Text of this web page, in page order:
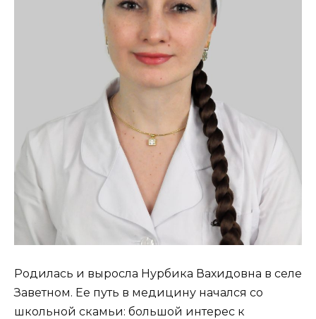
Родилась и выросла Нурбика Вахидовна в селе
Заветном. Ее путь в медицину начался со
школьной скамьи: большой интерес к